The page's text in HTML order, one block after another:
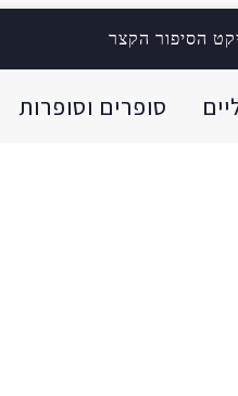
הסיפור הקצר
סופרים וסופרות